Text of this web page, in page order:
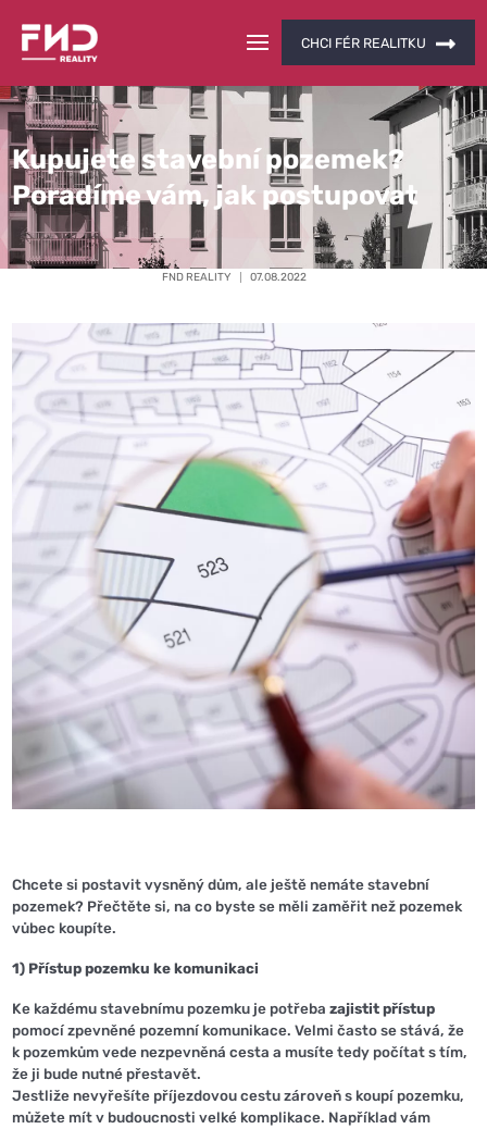
CHCI FÉR REALITKU
Kupujete stavební pozemek?
Poradíme vám, jak postupovat
FND REALITY 07.08.2022
Chcete si postavit vysněný dům, ale ještě nemáte stavební
pozemek? Přečtěte si, na co byste se měli zaměřit než pozemek
vůbec koupíte.
1) Přístup pozemku ke komunikaci
Ke každému stavebnímu pozemku je potřebazajistit přístup
pomocí zpevněné pozemní komunikace. Velmi často se stává, že
k pozemkům vede nezpevněná cesta a musíte tedy počítat s tím,
že ji bude nutné přestavět.
Jestliže nevyřešíte příjezdovou cestu zároveň s koupí pozemku,
můžete mít v budoucnosti velké komplikace. Například vám